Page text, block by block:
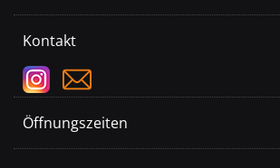
Kontakt
Öffnungszeiten